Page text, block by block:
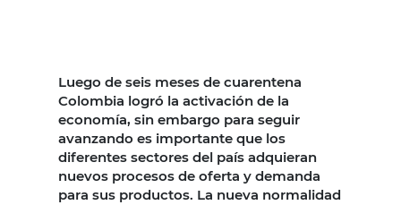
Luego de seis meses de cuarentena
Colombia logró la activación de la
economía, sin embargo para seguir
avanzando es importante que los
diferentes sectores del país adquieran
nuevos procesos de oferta y demanda
para sus productos. La nueva normalidad